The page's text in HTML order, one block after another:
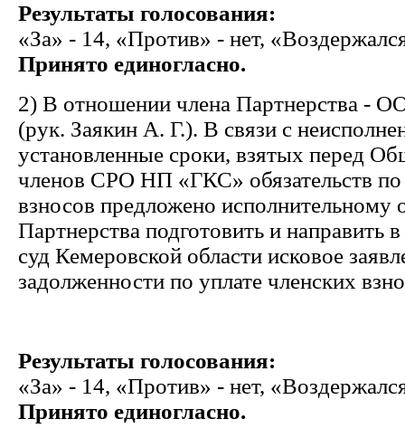
Результаты голосования:
«За» - 14, «Против» - нет,
Принято единогласно.
2) В отношении члена Партнерства -
(рук. Заякин А. Г.). В связи с
установленные сроки, взятых перед
членов СРО НП «ГКС» обязательств по
взносов предложено исполнительному
Партнерства подготовить и направить
суд Кемеровской области исковое
задолженности по уплате членских
Результаты голосования:
«За» - 14, «Против» - нет,
Принято единогласно.